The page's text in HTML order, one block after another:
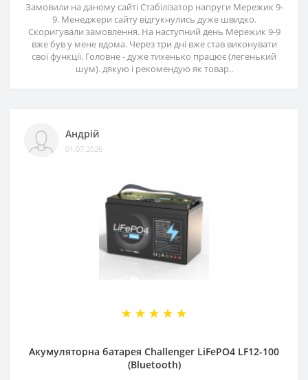
Замовили на даному сайті Стабілізатор напруги Мережик 9-
9. Менеджери сайту відгукнулись дуже швидко.
Скоригували замовлення. На наступний день Мережик 9-9
вже був у мене вдома. Через три дні вже став виконувати
свої функції. Головне - дуже тихенько працює (легенький
шум). дякую і рекомендую як товар..
Андрій
01.07.2026
Акумуляторна батарея Challenger LiFePO4 LF12-100
(Bluetooth)